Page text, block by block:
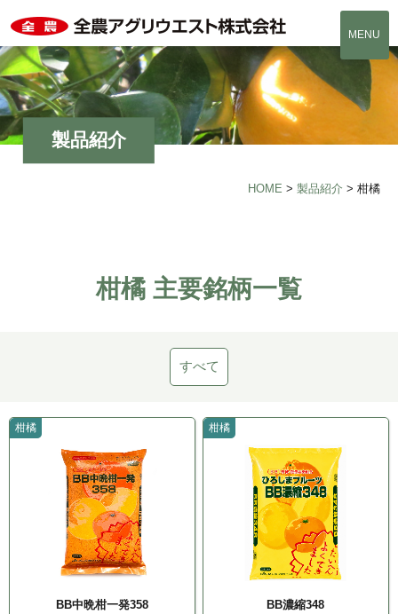
MENU
製品紹介
HOME > 製品紹介 > 柑橘
柑橘 主要銘柄一覧
すべて
柑橘
BB中晩柑一発358
柑橘
BB濃縮348